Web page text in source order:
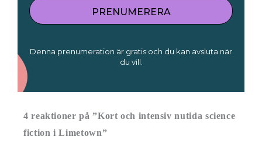
PRENUMERERA
Denna prenumeration är gratis och du kan avsluta när
du vill.
4 reaktioner på ”Kort och intensiv nutida science
fiction i Limetown”